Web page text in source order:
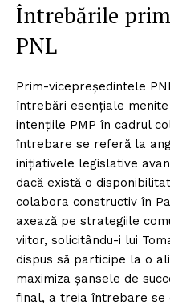
Întrebările
PNL
Prim-vicepreședintele
întrebări esențiale
intențiile PMP în cadrul
întrebare se referă la
inițiativele legislative
dacă există o
colabora constructiv în
axează pe strategiile
viitor, solicitându-i lui
dispus să participe la o
maximiza șansele de
final, a treia întrebare se